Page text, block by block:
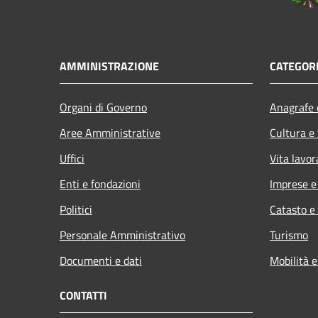
AMMINISTRAZIONE
Organi di Governo
Aree Amministrative
Uffici
Enti e fondazioni
Politici
Personale Amministrativo
Documenti e dati
Cultura
Vita
Imprese
Catasto
Turismo
Mobilità
CONTATTI